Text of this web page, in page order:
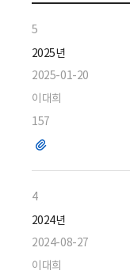
택
5
2025년
2025-01-20
이대희
157
파
4
2024년
2024-08-27
이대희